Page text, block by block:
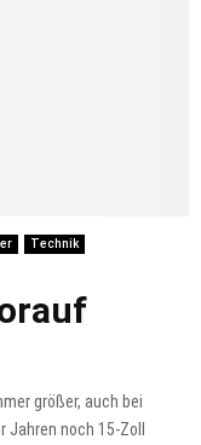
Technik
größer, auch bei
Jahren noch 15-Zoll